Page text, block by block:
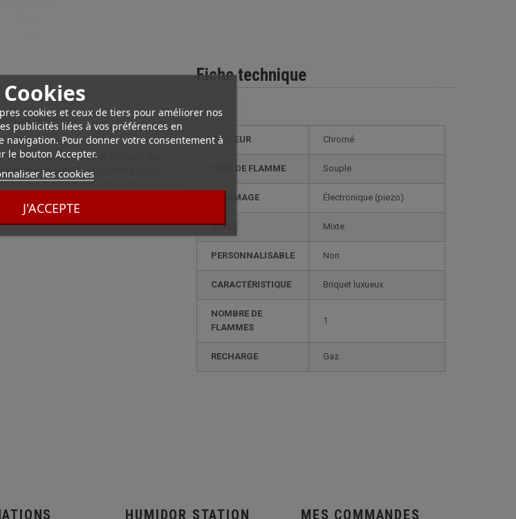
cookies et ceux de tiers pour améliorer nos
publicités liées à vos préférences en
navigation. Pour donner votre consentement à
le bouton Accepter.
les cookies
J'ACCEPTE
Fiche technique
COULEUR Chromé
TYPE DE FLAMME Souple
ALLUMAGE électronique (piezo)
STYLE mixte
PERSONNALISABLE non
CARACTÉRISTIQUE briquet luxueux
NOMBRE DE
FLAMMES
1
RECHARGE gaz
et praticité.
de la marque, et présente des
chaîne détachable et ajustable à trois
mode distinctif et d'outil pratique pour les
HUMIDOR STATION MES COMMANDES